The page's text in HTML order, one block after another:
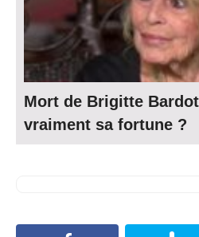
Mort de Brigitte
vraiment sa fortune ?